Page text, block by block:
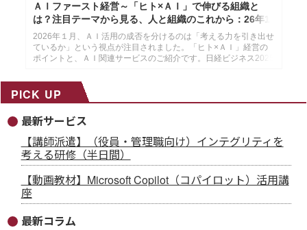
ＡＩファースト経営～「ヒト×ＡＩ」で伸びる組織と
は？注目テーマから見る、人と組織のこれから：26年1
月14日配信
2026年１月、ＡＩ活用の成否を分けるのは「考える力を引き出せ
ているか」という視点が注目されました。「ヒト×ＡＩ」経営の
ポイントと、ＡＩ関連サービスのご紹介です。日経ビジネス2025
ールマガジン26年１月14配信分です。
PICK UP
最新サービス
【講師派遣】（役員・管理職向け）インテグリティを
考える研修（半日間）
【動画教材】Microsoft Copilot（コパイロット）活用講
座
最新コラム